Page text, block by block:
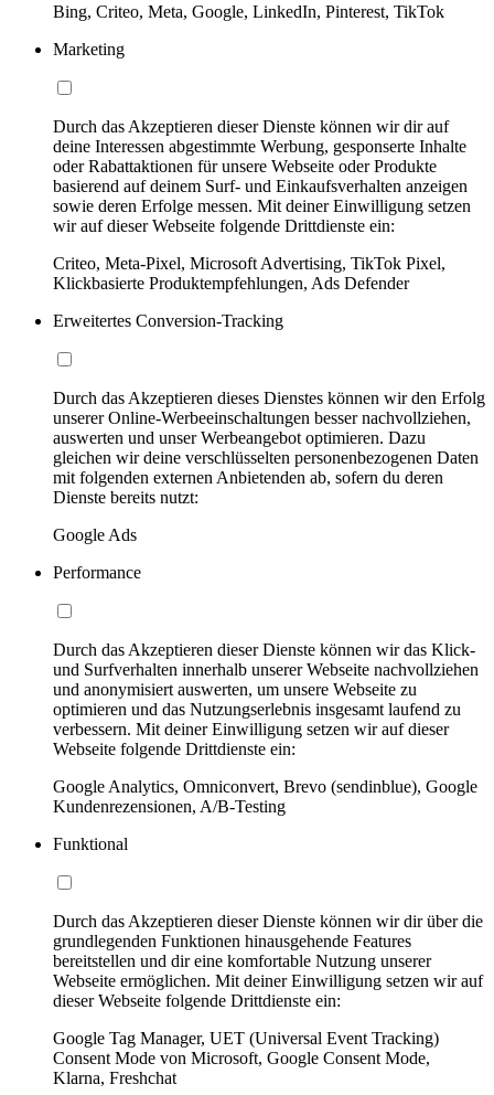
Bing, Criteo, Meta, Google, LinkedIn, Pinterest, TikTok
Marketing
Durch das Akzeptieren dieser Dienste können wir dir auf
deine Interessen abgestimmte Werbung, gesponserte Inhalte
oder Rabattaktionen für unsere Webseite oder Produkte
basierend auf deinem Surf- und Einkaufsverhalten anzeigen
sowie deren Erfolge messen. Mit deiner Einwilligung setzen
wir auf dieser Webseite folgende Drittdienste ein:
Criteo, Meta-Pixel, Microsoft Advertising, TikTok Pixel,
Klickbasierte Produktempfehlungen, Ads Defender
Erweitertes Conversion-Tracking
Durch das Akzeptieren dieses Dienstes können wir den Erfolg
unserer Online-Werbeeinschaltungen besser nachvollziehen,
auswerten und unser Werbeangebot optimieren. Dazu
gleichen wir deine verschlüsselten personenbezogenen Daten
mit folgenden externen Anbietenden ab, sofern du deren
Dienste bereits nutzt:
Google Ads
Performance
Durch das Akzeptieren dieser Dienste können wir das Klick-
und Surfverhalten innerhalb unserer Webseite nachvollziehen
und anonymisiert auswerten, um unsere Webseite zu
optimieren und das Nutzungserlebnis insgesamt laufend zu
verbessern. Mit deiner Einwilligung setzen wir auf dieser
Webseite folgende Drittdienste ein:
Google Analytics, Omniconvert, Brevo (sendinblue), Google
Kundenrezensionen, A/B-Testing
Funktional
Durch das Akzeptieren dieser Dienste können wir dir über die
grundlegenden Funktionen hinausgehende Features
bereitstellen und dir eine komfortable Nutzung unserer
Webseite ermöglichen. Mit deiner Einwilligung setzen wir auf
dieser Webseite folgende Drittdienste ein:
Google Tag Manager, UET (Universal Event Tracking)
Consent Mode von Microsoft, Google Consent Mode,
Klarna, Freshchat